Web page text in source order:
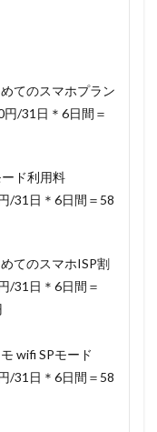
めてのスマホプラン
円/31日＊6日間＝
ード利用料
/31日＊6日間＝58
めてのスマホISP割
/31日＊6日間＝
モ wifi SPモード
/31日＊6日間＝58